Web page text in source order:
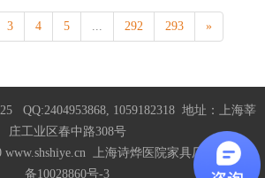
3 4 5 ... 292 293 »
QQ:2404953868, 1059182318 地址：上海莘
庄工业区春中路308号
www.shshiye.cn 上海诗烨医院家具厂家沪ICP
备10028860号-3